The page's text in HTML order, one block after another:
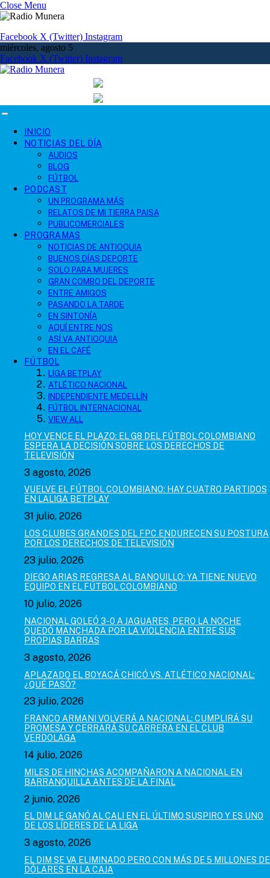
Close Menu
Facebook X (Twitter) Instagram
miércoles, agosto 5
Facebook X (Twitter) Instagram
INICIO
NOTICIAS DEL DÍA
AUDIOS
BLOG
FÚTBOL
PODCAST
UN PROGRAMA MÁS
RELATOS DE MI TIERRA PAISA
PUBLICOMERCIALES
PROGRAMAS
NOTICIAS DE ANTIOQUIA
BUENOS DÍAS DEPORTE
SOLO PARA MUJERES
GRAN COMBO DEL DEPORTE
ENTRE AMIGOS
PASANDO LA TARDE
EN SINTONÍA
AQUÍ ENTRE NOS
ASÍ VA ANTIOQUIA
EN EL CAFÉ
FÚTBOL
LIGA BETPLAY
ATLÉTICO NACIONAL
INDEPENDIENTE MEDELLÍN
FÚTBOL INTERNACIONAL
VIEW ALL
HOY VENCE EL PLAZO: EL G8 DEL FÚTBOL COLOMBIANO
ESPERA LA DECISIÓN SOBRE LOS DERECHOS DE
TELEVISIÓN
3 agosto, 2026
VUELVE EL FÚTBOL COLOMBIANO: HAY CUATRO PARTIDOS
EN LALIGA BETPLAY
31 julio, 2026
LOS CLUBES GRANDES DEL FPC ENDURECEN SU POSTURA
POR LOS DERECHOS DE TELEVISIÓN
23 julio, 2026
DIEGO ARIAS REGRESA AL BANQUILLO: YA TIENE NUEVO
EQUIPO EN EL FÚTBOL COLOMBIANO
10 julio, 2026
NACIONAL GOLEÓ 3-0 A JAGUARES, PERO LA NOCHE
QUEDÓ MANCHADA POR LA VIOLENCIA ENTRE SUS
PROPIAS BARRAS
3 agosto, 2026
APLAZADO EL BOYACÁ CHICÓ VS. ATLÉTICO NACIONAL:
¿QUÉ PASÓ?
23 julio, 2026
FRANCO ARMANI VOLVERÁ A NACIONAL: CUMPLIRÁ SU
PROMESA Y CERRARÁ SU CARRERA EN EL CLUB
VERDOLAGA
14 julio, 2026
MILES DE HINCHAS ACOMPAÑARON A NACIONAL EN
BARRANQUILLA ANTES DE LA FINAL
2 junio, 2026
EL DIM LE GANÓ AL CALI EN EL ÚLTIMO SUSPIRO Y ES UNO
DE LOS LÍDERES DE LA LIGA
3 agosto, 2026
EL DIM SE VA ELIMINADO PERO CON MÁS DE 5 MILLONES DE
DÓLARES EN LA CAJA